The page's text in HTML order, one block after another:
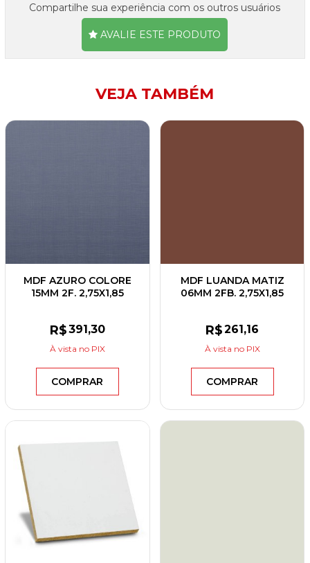
Compartilhe sua experiência com os outros usuários
AVALIE ESTE PRODUTO
VEJA TAMBÉM
MDF AZURO COLORE
15MM 2F. 2,75X1,85
R$391,30
À vista no PIX
COMPRAR
MDF LUANDA MATIZ
06MM 2FB. 2,75X1,85
R$261,16
À vista no PIX
COMPRAR